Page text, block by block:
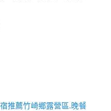
推薦竹崎鄉露營區.晚餐